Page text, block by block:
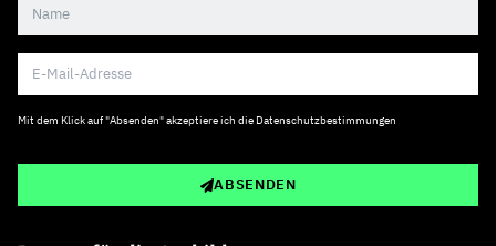
Mit dem Klick auf "Absenden" akzeptiere ich die Datenschutzbestimmungen
ABSENDEN